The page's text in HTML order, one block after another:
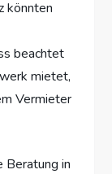
könnten
beachtet
mietet,
Vermieter
Beratung in